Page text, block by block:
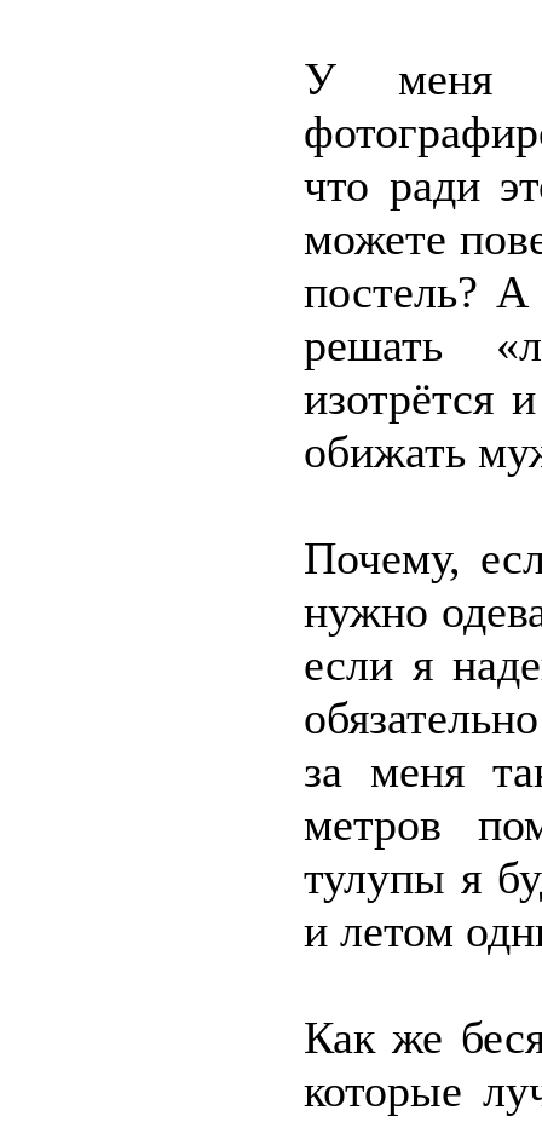
У меня
что ради
можете
постель?
решать
изотрётся
обижать
Почему,
нужно
если я
за меня
метров
тулупы я
и летом
Как же
которые